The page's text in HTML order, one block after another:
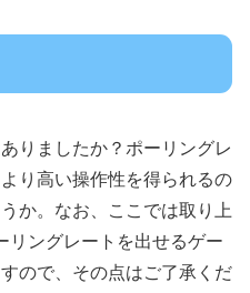
りましたか？ポーリングレ
り高い操作性を得られるの
か。なお、ここでは取り上
リングレートを出せるゲー
ので、その点はご了承くだ